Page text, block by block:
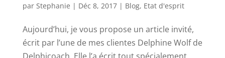
par Stephanie | Déc 8, 2017| Blog, Etat d'esprit
Aujourd’hui, je vous propose un article invité,
écrit par l’une de mes clientes Delphine Wolf de
Delphicoach. Elle l’a écrit tout spécialement